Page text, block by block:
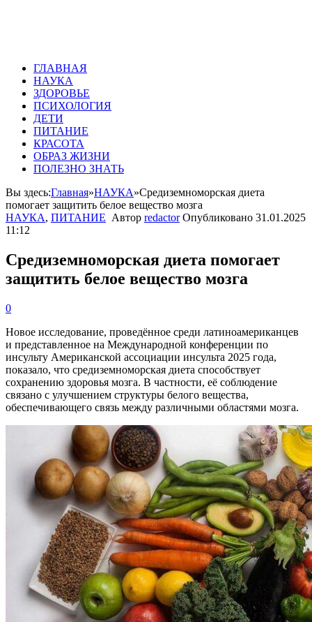
ГЛАВНАЯ
НАУКА
ЗДОРОВЬЕ
ПСИХОЛОГИЯ
ДЕТИ
ПИТАНИЕ
КРАСОТА
ОБРАЗ ЖИЗНИ
ПОЛЕЗНО ЗНАТЬ
Вы здесь:Главная»НАУКА»Средиземноморская диета
помогает защитить белое вещество мозга
НАУКА, ПИТАНИЕ Автор redactor Опубликовано 31.01.2025
11:12
Средиземноморская диета помогает
защитить белое вещество мозга
0
Новое исследование, проведённое среди латиноамериканцев
и представленное на Международной конференции по
инсульту Американской ассоциации инсульта 2025 года,
показало, что средиземноморская диета способствует
сохранению здоровья мозга. В частности, её соблюдение
связано с улучшением структуры белого вещества,
обеспечивающего связь между различными областями мозга.